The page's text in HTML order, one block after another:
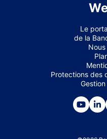
Le
de la
Protections des